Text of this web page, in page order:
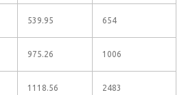
539.95 654
975.26 1006
1118.56 2483